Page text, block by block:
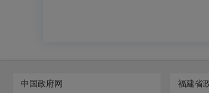
中国政府网 福建省